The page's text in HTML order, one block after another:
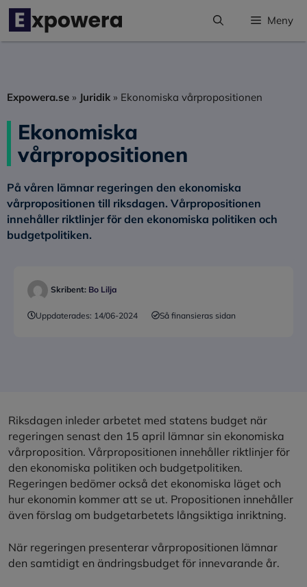
Hoppa
innehåll
Meny
Expowera.se » Juridik » Ekonomiska vårpropositionen
Ekonomiska
vårpropositionen
På våren lämnar regeringen den ekonomiska
vårpropositionen till riksdagen. Vårpropositionen
innehåller riktlinjer för den ekonomiska politiken och
budgetpolitiken.
Skribent: Bo Lilja
Uppdaterades: 14/06-2024 Så finansieras sidan
Riksdagen inleder arbetet med statens budget när
regeringen senast den 15 april lämnar sin ekonomiska
vårproposition. Vårpropositionen innehåller riktlinjer för
den ekonomiska politiken och budgetpolitiken.
Regeringen bedömer också det ekonomiska läget och
hur ekonomin kommer att se ut. Propositionen innehåller
även förslag om budgetarbetets långsiktiga inriktning.
När regeringen presenterar vårpropositionen lämnar
den samtidigt en ändringsbudget för innevarande år.